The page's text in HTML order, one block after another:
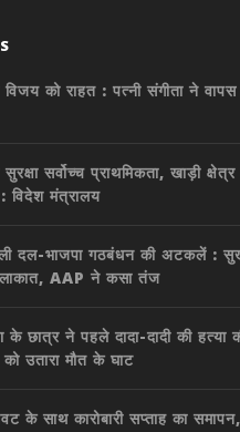
को राहत : पत्नी संगीता ने
सुरक्षा सर्वोच्च प्राथमिकता, खाड़ी
विदेश मंत्रालय
दल-भाजपा गठबंधन की अटकलें :
AAP ने कसा तंज
के छात्र ने पहले दादा-दादी की
उतारा मौत के घाट
के साथ कारोबारी सप्ताह का